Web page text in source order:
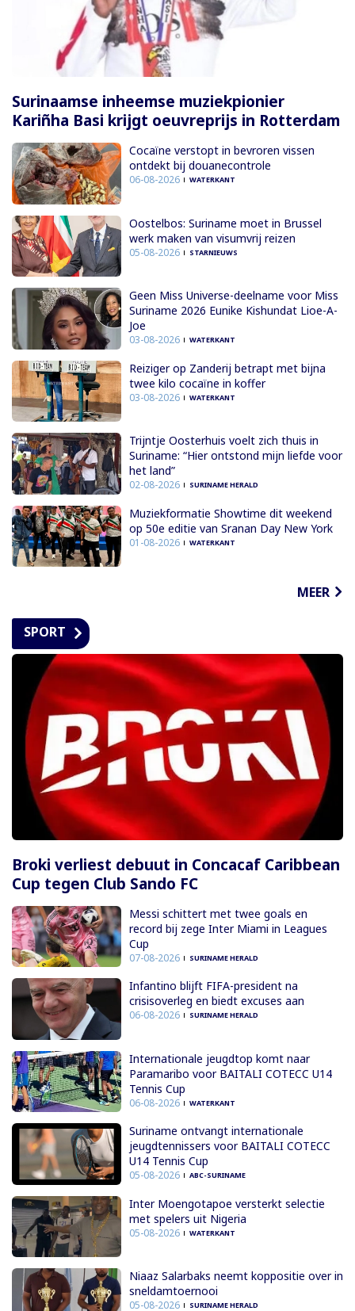
Surinaamse inheemse muziekpionier
Kariñha Basi krijgt oeuvreprijs in Rotterdam
Cocaïne verstopt in bevroren vissen
ontdekt bij douanecontrole
06-08-2026 WATERKANT
Oostelbos: Suriname moet in Brussel
werk maken van visumvrij reizen
05-08-2026 STARNIEUWS
Geen Miss Universe-deelname voor Miss
Suriname 2026 Eunike Kishundat Lioe-A-
Joe
03-08-2026 WATERKANT
Reiziger op Zanderij betrapt met bijna
twee kilo cocaïne in koffer
03-08-2026 WATERKANT
Trijntje Oosterhuis voelt zich thuis in
Suriname: “Hier ontstond mijn liefde voor
het land”
02-08-2026 SURINAME HERALD
Muziekformatie Showtime dit weekend
op 50e editie van Sranan Day New York
01-08-2026 WATERKANT
MEER
SPORT
Broki verliest debuut in Concacaf Caribbean
Cup tegen Club Sando FC
Messi schittert met twee goals en
record bij zege Inter Miami in Leagues
Cup
07-08-2026 SURINAME HERALD
Infantino blijft FIFA-president na
crisisoverleg en biedt excuses aan
06-08-2026 SURINAME HERALD
Internationale jeugdtop komt naar
Paramaribo voor BAITALI COTECC U14
Tennis Cup
06-08-2026 WATERKANT
Suriname ontvangt internationale
jeugdtennissers voor BAITALI COTECC
U14 Tennis Cup
05-08-2026 ABC-SURINAME
Inter Moengotapoe versterkt selectie
met spelers uit Nigeria
05-08-2026 WATERKANT
Niaaz Salarbaks neemt koppositie over in
sneldamtoernooi
05-08-2026 SURINAME HERALD